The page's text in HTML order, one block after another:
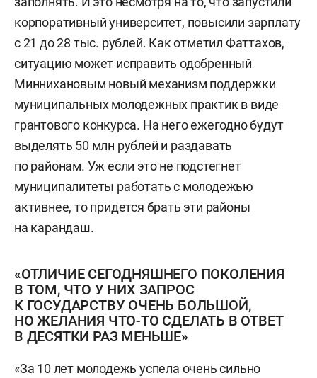
корпоративный университет, повысили зарплату
с 21 до 28 тыс. рублей. Как отметил Фаттахов,
ситуацию может исправить одобренный
Миннихановым новый механизм поддержки
муниципальных молодежных практик в виде
грантового конкурса. На него ежегодно будут
выделять 50 млн рублей и раздавать
по районам. Уж если это не подстегнет
муниципалитеты работать с молодежью
активнее, то придется брать эти районы
на карандаш.
«ОТЛИЧИЕ СЕГОДНЯШНЕГО ПОКОЛЕНИЯ
В ТОМ, ЧТО У НИХ ЗАПРОС
К ГОСУДАРСТВУ ОЧЕНЬ БОЛЬШОЙ,
НО ЖЕЛАНИЯ ЧТО-ТО СДЕЛАТЬ В ОТВЕТ
В ДЕСЯТКИ РАЗ МЕНЬШЕ»
«За 10 лет молодежь успела очень сильно